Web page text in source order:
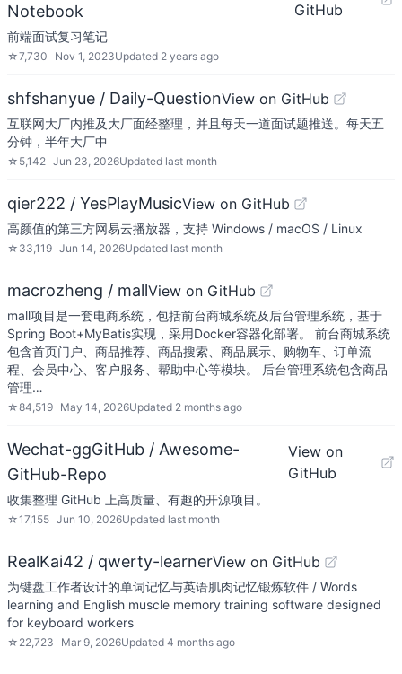
Notebook
GitHub
前端面试复习笔记
☆7,730 Nov 1, 2023Updated 2 years ago
shfshanyue / Daily-QuestionView on GitHub
互联网大厂内推及大厂面经整理，并且每天一道面试题推送。每天五
分钟，半年大厂中
☆ 5,142 Jun 23, 2026Updated last month
qier222 / YesPlayMusicView on GitHub
高颜值的第三方网易云播放器，支持 Windows / macOS / Linux
☆ 33,119 Jun 14, 2026Updated last month
macrozheng / mallView on GitHub
mall项目是一套电商系统，包括前台商城系统及后台管理系统，基于
Spring Boot+MyBatis实现，采用Docker容器化部署。 前台商城系统
包含首页门户、商品推荐、商品搜索、商品展示、购物车、订单流
程、会员中心、客户服务、帮助中心等模块。 后台管理系统包含商品
管理…
☆84,519 May 14, 2026Updated 2 months ago
Wechat-ggGitHub / Awesome-
GitHub-Repo
View on
GitHub
收集整理 GitHub 上高质量、有趣的开源项目。
☆17,155 Jun 10, 2026Updated last month
RealKai42 / qwerty-learnerView on GitHub
为键盘工作者设计的单词记忆与英语肌肉记忆锻炼软件 / Words
learning and English muscle memory training software designed
for keyboard workers
☆ 22,723 Mar 9, 2026Updated 4 months ago